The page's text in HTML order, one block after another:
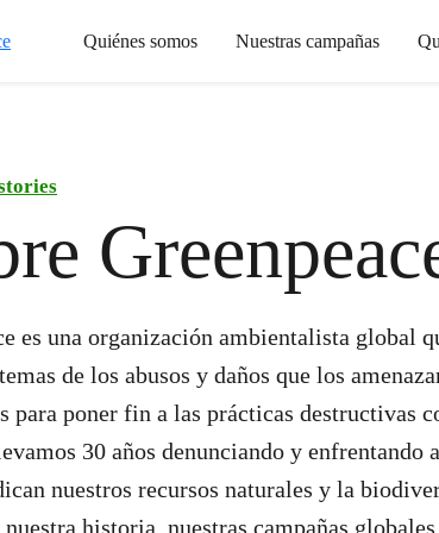
Quiénes somos Nuestras campañas
es una organización ambientalista global
de los abusos y daños que los
para poner fin a las prácticas destructivas
30 años denunciando y enfrentando
nuestros recursos naturales y la
nuestra historia, nuestras campañas